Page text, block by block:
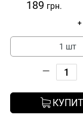
189 грн.
1 шт
–